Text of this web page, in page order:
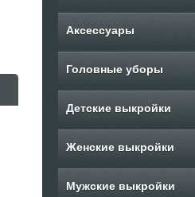
Аксессуары
Головные уборы
Детские выкройки
Женские выкройки
Мужские выкройки